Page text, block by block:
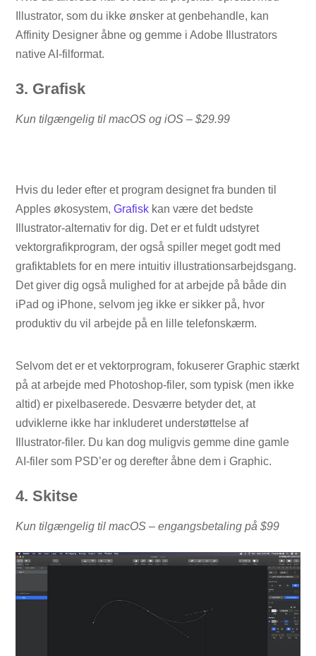
Illustrator, som du ikke ønsker at genbehandle, kan
Affinity Designer åbne og gemme i Adobe Illustrators
native AI-filformat.
3. Grafisk
Kun tilgængelig til macOS og iOS – $29.99
Hvis du leder efter et program designet fra bunden til
Apples økosystem,Grafisk kan være det bedste
Illustrator-alternativ for dig. Det er et fuldt udstyret
vektorgrafikprogram, der også spiller meget godt med
grafiktablets for en mere intuitiv illustrationsarbejdsgang.
Det giver dig også mulighed for at arbejde på både din
iPad og iPhone, selvom jeg ikke er sikker på, hvor
produktiv du vil arbejde på en lille telefonskærm.
Selvom det er et vektorprogram, fokuserer Graphic stærkt
på at arbejde med Photoshop-filer, som typisk (men ikke
altid) er pixelbaserede. Desværre betyder det, at
udviklerne ikke har inkluderet understøttelse af
Illustrator-filer. Du kan dog muligvis gemme dine gamle
AI-filer som PSD’er og derefter åbne dem i Graphic.
4. Skitse
Kun tilgængelig til macOS – engangsbetaling på $99